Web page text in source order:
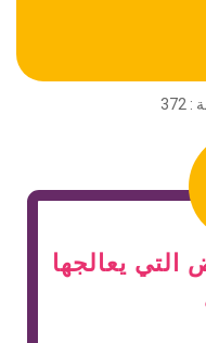
:
372
التي يعالجها